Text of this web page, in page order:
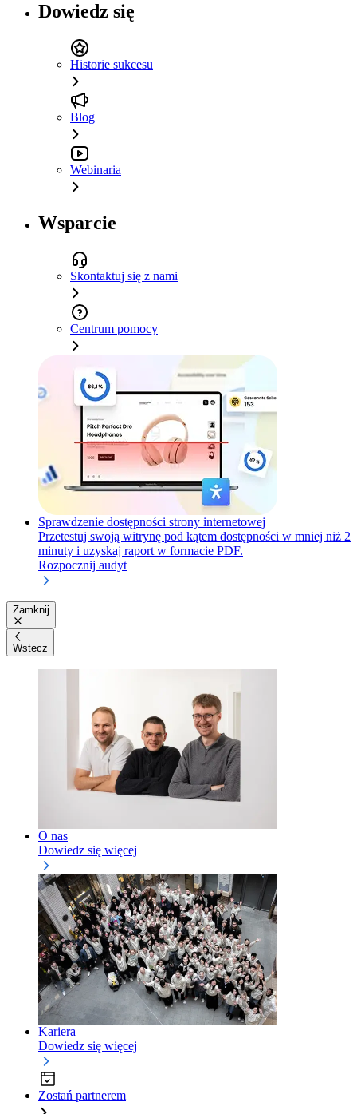
Dowiedz się
Historie sukcesu
Blog
Webinaria
Wsparcie
Skontaktuj się z nami
Centrum pomocy
Sprawdzenie dostępności strony internetowej
Przetestuj swoją witrynę pod kątem dostępności w mniej niż 2
minuty i uzyskaj raport w formacie PDF.
Rozpocznij audyt
Zamknij
Wstecz
O nas
Dowiedz się więcej
Kariera
Dowiedz się więcej
Zostań partnerem